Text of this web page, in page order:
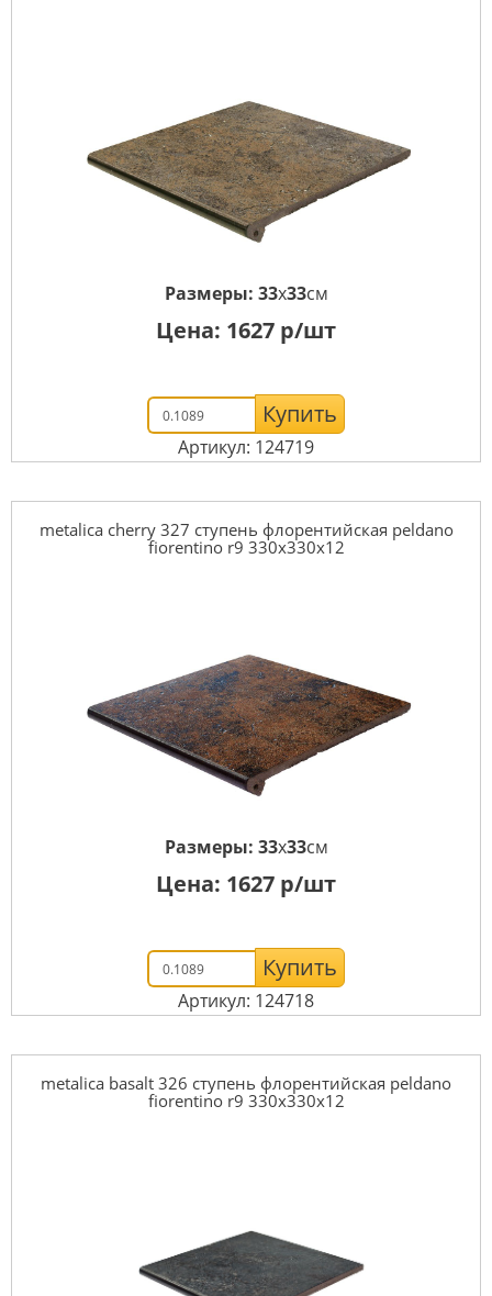
Размеры: 33x33см
Цена: 1627 р/шт
Купить
Артикул: 124719
metalica cherry 327 ступень флорентийская peldano
fiorentino r9 330x330x12
Размеры: 33x33см
Цена: 1627 р/шт
Купить
Артикул: 124718
metalica basalt 326 ступень флорентийская peldano
fiorentino r9 330x330x12